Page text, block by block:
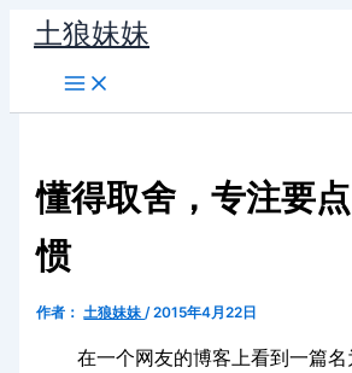
容
土狼妹妹
懂得取舍，专注要
惯
作者： 土狼妹妹/2015年4月22日
在一个网友的博客上看到一篇名